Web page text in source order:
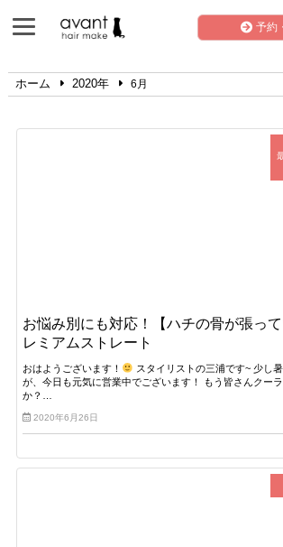
予約
ホーム 2020年 6月
お悩み別にも対応！【ハチの骨が張っ
レミアムストレート
おはようございます！
スタイリストの三浦です~ 少し
が、今日も元気に営業中でございます！ もう皆さんクー
か？…
2020年6月26日